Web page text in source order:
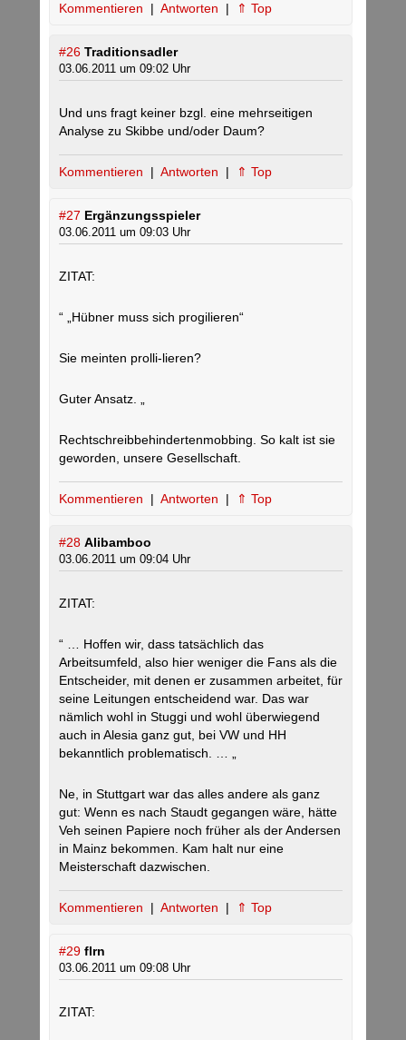
Kommentieren | Antworten | ⇑ Top
#26 Traditionsadler
03.06.2011 um 09:02 Uhr
Und uns fragt keiner bzgl. eine mehrseitigen
Analyse zu Skibbe und/oder Daum?
Kommentieren | Antworten | ⇑ Top
#27 Ergänzungsspieler
03.06.2011 um 09:03 Uhr
ZITAT:
“ „Hübner muss sich progilieren“
Sie meinten prolli-lieren?
Guter Ansatz. „
Rechtschreibbehindertenmobbing. So kalt ist sie
geworden, unsere Gesellschaft.
Kommentieren | Antworten | ⇑ Top
#28 Alibamboo
03.06.2011 um 09:04 Uhr
ZITAT:
“ … Hoffen wir, dass tatsächlich das
Arbeitsumfeld, also hier weniger die Fans als die
Entscheider, mit denen er zusammen arbeitet, für
seine Leitungen entscheidend war. Das war
nämlich wohl in Stuggi und wohl überwiegend
auch in Alesia ganz gut, bei VW und HH
bekanntlich problematisch. … „
Ne, in Stuttgart war das alles andere als ganz
gut: Wenn es nach Staudt gegangen wäre, hätte
Veh seinen Papiere noch früher als der Andersen
in Mainz bekommen. Kam halt nur eine
Meisterschaft dazwischen.
Kommentieren | Antworten | ⇑ Top
#29 flrn
03.06.2011 um 09:08 Uhr
ZITAT: